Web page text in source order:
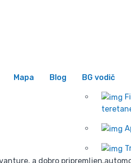
Mapa Blog BG vodič
Blog
vaš automobil za letnje
a dobro pripremljen